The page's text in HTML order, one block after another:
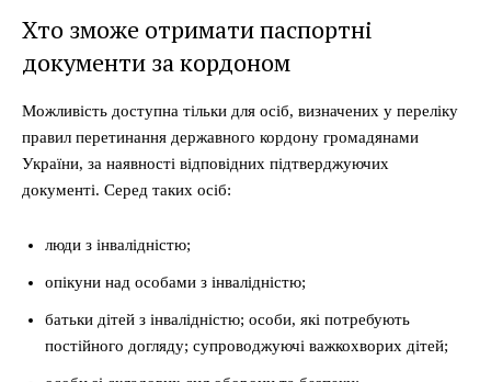
Хто зможе отримати паспортні
документи за кордоном
Можливість доступна тільки для осіб, визначених у переліку
правил перетинання державного кордону громадянами
України, за наявності відповідних підтверджуючих
документі. Серед таких осіб:
люди з інвалідністю;
опікуни над особами з інвалідністю;
батьки дітей з інвалідністю; особи, які потребують
постійного догляду; супроводжуючі важкохворих дітей;